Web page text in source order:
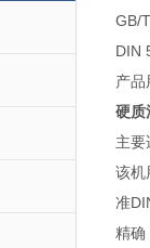
GB/
DIN
产品
硬质
主要
该机
准
精确